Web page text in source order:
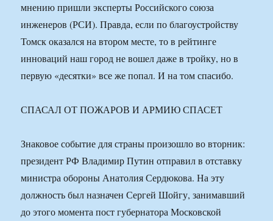
мнению пришли эксперты Российского союза
инженеров (РСИ). Правда, если по благоустройству
Томск оказался на втором месте, то в рейтинге
инноваций наш город не вошел даже в тройку, но в
первую «десятки» все же попал. И на том спасибо.
СПАСАЛ ОТ ПОЖАРОВ И АРМИЮ СПАСЕТ
Знаковое событие для страны произошло во вторник:
президент РФ Владимир Путин отправил в отставку
министра обороны Анатолия Сердюкова. На эту
должность был назначен Сергей Шойгу, занимавший
до этого момента пост губернатора Московской